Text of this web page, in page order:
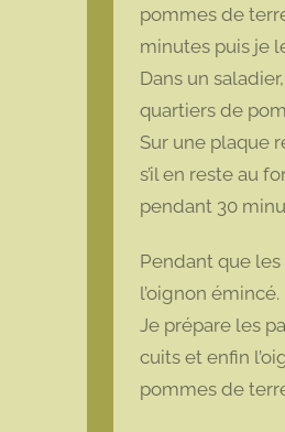
pommes de
minutes puis je
Dans un
quartiers de
Sur une plaque
s’il en reste au
pendant 30
Pendant que
l’oignon émincé.
Je prépare les
cuits et enfin
pommes de